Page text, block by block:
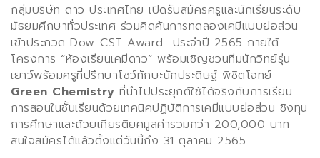
กลุ่มบริษัท ดาว ประเทศไทย เปิดรับสมัครครูและนักเรียนระดับ
มัธยมศึกษาทั่วประเทศ ร่วมคิดค้นการทดลองเคมีแบบย่อส่วน
เข้าประกวด Dow-CST Award ประจำปี 2565 ภายใต้
โครงการ “ห้องเรียนเคมีดาว” พร้อมเชิญชวนทีมนักวิทย์รุ่น
เยาว์พร้อมครูที่ปรึกษาโชว์ทักษะนักประดิษฐ์ พิชิตโจทย์
Green Chemistry ที่นำไปประยุกต์ใช้ได้จริงกับการเรียน
การสอนในชั้นเรียนด้วยเทคนิคปฏิบัติการเคมีแบบย่อส่วน ชิงทุน
การศึกษาและถ้วยเกียรติยศมูลค่ารวมกว่า 200,000 บาท
สนใจสมัครได้แล้วตั้งแต่วันนี้ถึง 31 ตุลาคม 2565